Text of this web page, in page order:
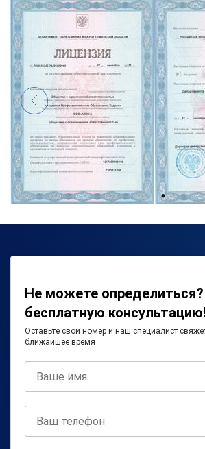
Не можете
бесплатную консультацию!
Оставьте свой номер и наш специалист
ближайшее время